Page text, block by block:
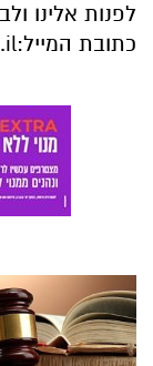
לפנות אלינו
כתובת המייל: